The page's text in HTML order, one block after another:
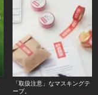
「取扱注意」なマスキングテ
ープ。